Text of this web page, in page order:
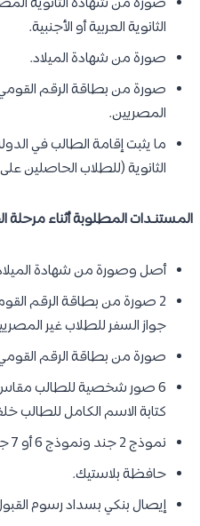
صورة من شهادة الثانوية
الثانوية العربية أو الأجنبية.
صورة من شهادة الميلاد.
صورة من بطاقة الرقم
المصريين.
ما يثبت إقامة الطالب في
الثانوية (للطلاب الحاصلين
المستنـدات المطلوبة أثناء مرحلة
أصل وصورة من شهادة
2 صورة من بطاقة الرقم
جواز السفر للطلاب غير
صورة من بطاقة الرقم القومي
كتابة الاسم الكامل للطالب
نموذج 2 جند ونموذج 6 أو 7 جند للطلاب الذكور.
حافظة بلاستيك.
إيصال بنكي بسداد رسوم